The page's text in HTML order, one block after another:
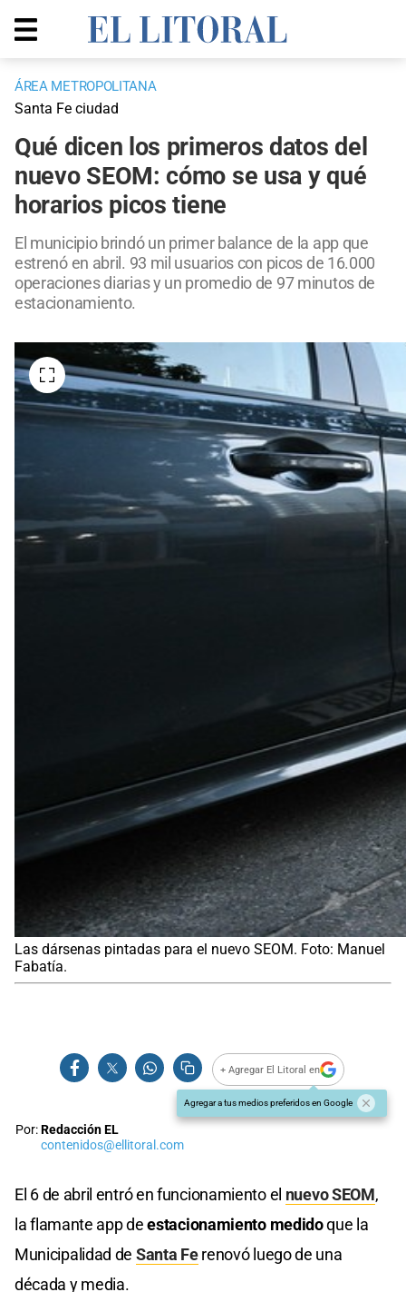
ÁREA METROPOLITANA
Santa Fe ciudad
Qué dicen los primeros datos del
nuevo SEOM: cómo se usa y qué
horarios picos tiene
El municipio brindó un primer balance de la app que
estrenó en abril. 93 mil usuarios con picos de 16.000
operaciones diarias y un promedio de 97 minutos de
estacionamiento.
Las dársenas pintadas para el nuevo SEOM. Foto: Manuel
Fabatía.
+ Agregar El Litoral en
Agregar a tus medios preferidos en Google
Por:Redacción EL
contenidos@ellitoral.com
El 6 de abril entró en funcionamiento el nuevo SEOM,
la flamante app deestacionamiento medidoque la
Municipalidad de Santa Ferenovó luego de una
década y media.